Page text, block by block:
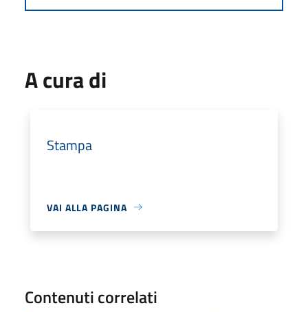
A cura di
Stampa
VAI ALLA PAGINA
Contenuti correlati